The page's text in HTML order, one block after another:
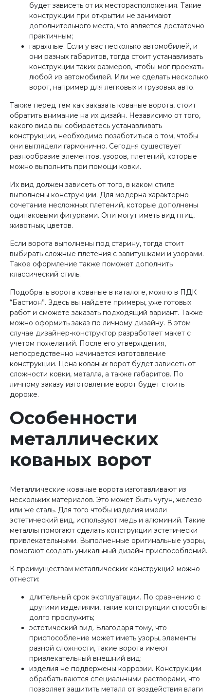
будет зависеть от их месторасположения. Такие
конструкции при открытии не занимают
дополнительного места, что является достаточно
практичным;
гаражные. Если у вас несколько автомобилей, и
они разных габаритов, тогда стоит устанавливать
конструкции таких размеров, чтобы мог проехать
любой из автомобилей. Или же сделать несколько
ворот, например для легковых и грузовых авто.
Также перед тем как заказать кованые ворота, стоит
обратить внимание на их дизайн. Независимо от того,
какого вида вы собираетесь устанавливать
конструкции, необходимо позаботиться о том, чтобы
они выглядели гармонично. Сегодня существует
разнообразие элементов, узоров, плетений, которые
можно выполнить при помощи ковки.
Их вид должен зависеть от того, в каком стиле
выполнены конструкции. Для модерна характерно
сочетание несложных плетений, которые дополнены
одинаковыми фигурками. Они могут иметь вид птиц,
животных, цветов.
Если ворота выполнены под старину, тогда стоит
выбирать сложные плетения с завитушками и узорами.
Такое оформление также поможет дополнить
классический стиль.
Подобрать ворота кованые в каталоге, можно в ПДК
“Бастион”. Здесь вы найдете примеры, уже готовых
работ и сможете заказать подходящий вариант. Также
можно оформить заказ по личному дизайну. В этом
случае дизайнер-конструктор разработает макет с
учетом пожеланий. После его утверждения,
непосредственно начинается изготовление
конструкции. Цена кованых ворот будет зависеть от
сложности ковки, металла, а также габаритов. По
личному заказу изготовление ворот будет стоить
дороже.
Особенности
металлических
кованых ворот
Металлические кованые ворота изготавливают из
нескольких материалов. Это может быть чугун, железо
или же сталь. Для того чтобы изделия имели
эстетический вид, используют медь и алюминий. Такие
металлы помогают сделать конструкции эстетически
привлекательными. Выполненные оригинальные узоры,
помогают создать уникальный дизайн приспособлений.
К преимуществам металлических конструкций можно
отнести:
длительный срок эксплуатации. По сравнению с
другими изделиями, такие конструкции способны
долго прослужить;
эстетический вид. Благодаря тому, что
приспособление может иметь узоры, элементы
разной сложности, такие ворота имеют
привлекательный внешний вид;
изделия не подвержены коррозии. Конструкции
обрабатываются специальными растворами, что
позволяет защитить металл от воздействия влаги